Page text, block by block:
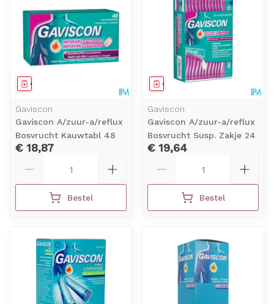
Geneesmiddel
Gaviscon
Gaviscon A/zuur-a/reflux
Bosvrucht Kauwtabl 48
€ 18,87
Bestel
Geneesmiddel
Gaviscon
Gaviscon A/zuur-a/reflux
Bosvrucht Susp. Zakje 24
€ 19,64
Bestel